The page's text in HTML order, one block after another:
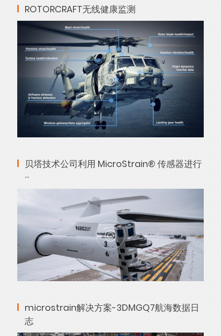
ROTORCRAFT无线健康监测
贝塔技术公司利用 MicroStrain® 传感器进行
···
microstrain解决方案-3DMGQ7航海数据日
志